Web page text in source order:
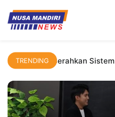
Kampus Digital
Universitas Nusa Mandiri
TRENDING
Dosen UNM Serahkan